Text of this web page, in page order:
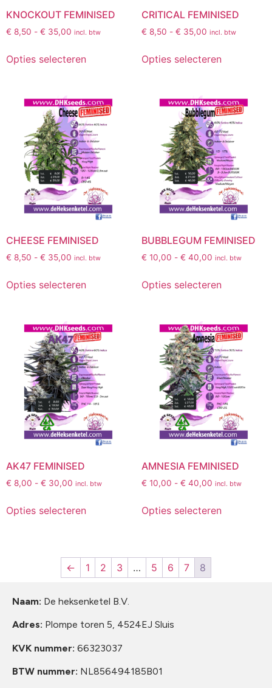
KNOCKOUT FEMINISED
€ 8,50 - € 35,00 incl. btw
Opties selecteren
CRITICAL FEMINISED
€ 8,50 - € 35,00 incl. btw
Opties selecteren
CHEESE FEMINISED
€ 8,50 - € 35,00 incl. btw
Opties selecteren
BUBBLEGUM FEMINISED
€ 10,00 - € 40,00 incl. btw
Opties selecteren
AK47 FEMINISED
€ 8,00 - € 30,00 incl. btw
Opties selecteren
AMNESIA FEMINISED
€ 10,00 - € 40,00 incl. btw
Opties selecteren
← 1 2 3 … 5 6 7 8
Naam: De heksenketel B.V.
Adres: Plompe toren 5, 4524EJ Sluis
KVK nummer: 66323037
BTW nummer: NL856494185B01